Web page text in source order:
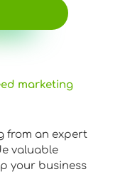
marketing
from an expert
valuable
your business